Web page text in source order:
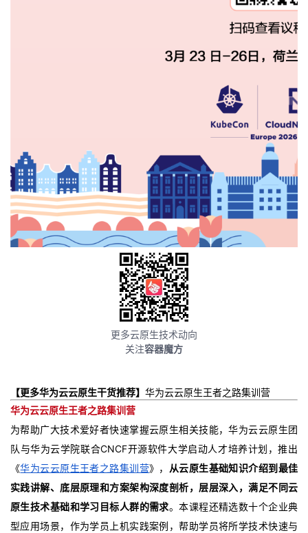
更多云原生技术动向
关注容器魔方
【更多华为云云原生干货推荐】 华为云云原生王者之路集训营
华为云云原生王者之路集训营
为帮助广大技术爱好者快速掌握云原生相关技能，华为云云原生团
队与华为云学院联合CNCF开源软件大学启动人才培养计划，推出
《华为云云原生王者之路集训营》， 从云原生基础知识介绍到最佳
实践讲解、底层原理和方案架构深度剖析，层层深入，满足不同云
原生技术基础和学习目标人群的需求。本课程还精选数十个企业典
型应用场景，作为学员上机实践案例，帮助学员将所学技术快速与